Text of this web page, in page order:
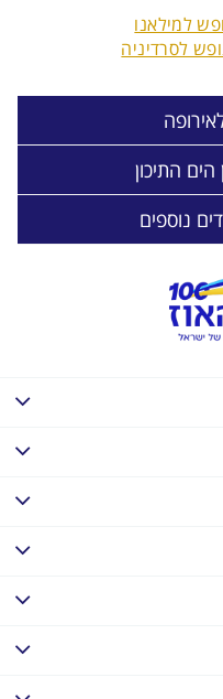
למילאנו
לסרדיניה
התיכון
נוספים